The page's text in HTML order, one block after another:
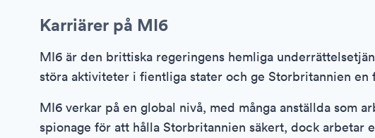
Karriärer på MI6
MI6 är den brittiska regeringens hemliga
störa aktiviteter i fientliga stater och ge Storbritannien en
MI6 verkar på en global nivå, med många anställda som
spionage för att hålla Storbritannien säkert, dock arbetar